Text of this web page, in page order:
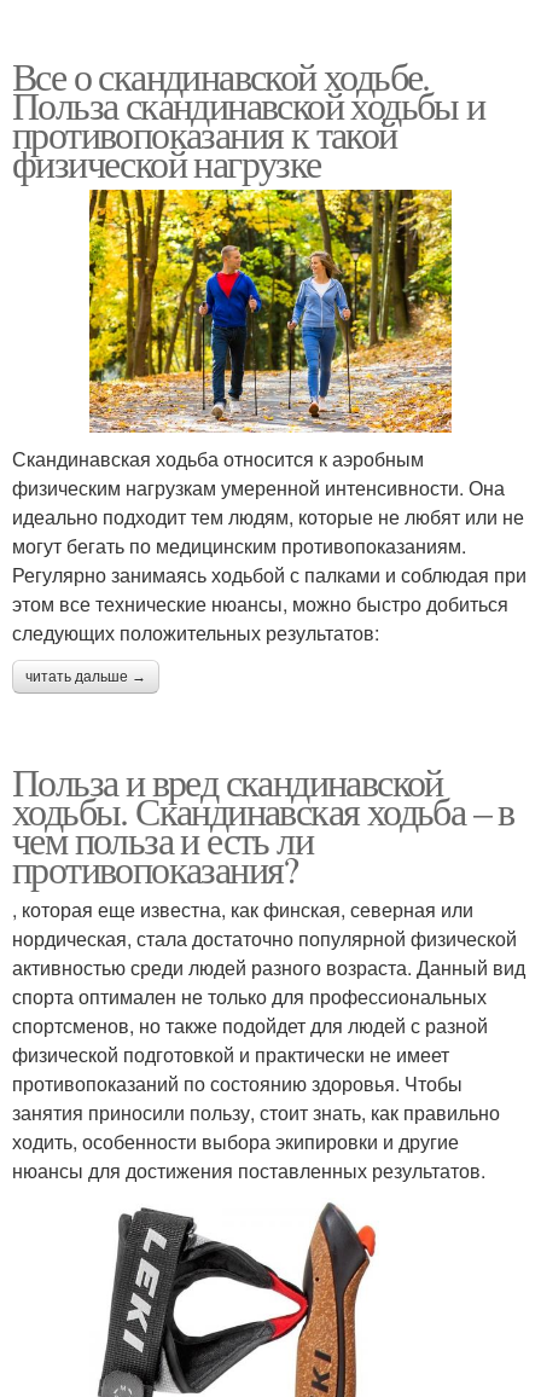
Все о скандинавской ходьбе.
Польза скандинавской ходьбы и
противопоказания к такой
физической нагрузке
Скандинавская ходьба относится к аэробным
физическим нагрузкам умеренной интенсивности. Она
идеально подходит тем людям, которые не любят или не
могут бегать по медицинским противопоказаниям.
Регулярно занимаясь ходьбой с палками и соблюдая при
этом все технические нюансы, можно быстро добиться
следующих положительных результатов:
читать дальше →
Польза и вред скандинавской
ходьбы. Скандинавская ходьба – в
чем польза и есть ли
противопоказания?
, которая еще известна, как финская, северная или
нордическая, стала достаточно популярной физической
активностью среди людей разного возраста. Данный вид
спорта оптимален не только для профессиональных
спортсменов, но также подойдет для людей с разной
физической подготовкой и практически не имеет
противопоказаний по состоянию здоровья. Чтобы
занятия приносили пользу, стоит знать, как правильно
ходить, особенности выбора экипировки и другие
нюансы для достижения поставленных результатов.